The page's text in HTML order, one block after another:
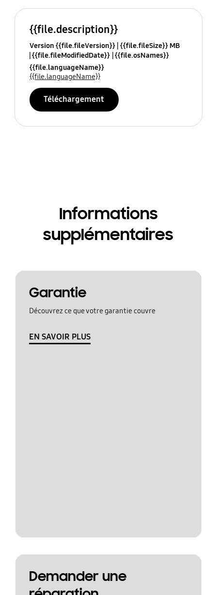
{{file.description}}
Version {{file.fileVersion}} {{file.fileSize}} MB
{{file.fileModifiedDate}} {{file.osNames}}
{{file.languageName}}
{{file.languageName}}
Téléchargement
Informations
supplémentaires
Garantie
Découvrez ce que votre garantie couvre
EN SAVOIR PLUS
Demander une